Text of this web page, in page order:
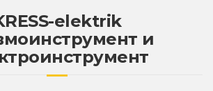
elektrik
и